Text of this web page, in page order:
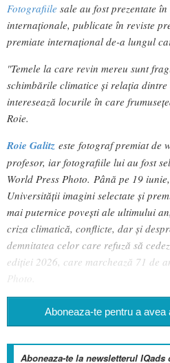
Fotografiile sale au fost prezentate
internaționale, publicate în reviste
premiate internațional de-a lungul
"Temele la care revin mereu sunt
schimbările climatice și relația
interesează locurile în care
Roie.
Roie Galitz este fotograf premiat de
profesor, iar fotografiile lui au fost
World Press Photo. Până pe 19
Universității imagini selectate și
mai puternice povești ale ultimului
criza climatică, conflicte, dar și
demnitatea celor care refuză să
ediției 2026, care marchează 71 de
Photo.
Aboneaza-te pentru a
Aboneaza-te la newsletterul